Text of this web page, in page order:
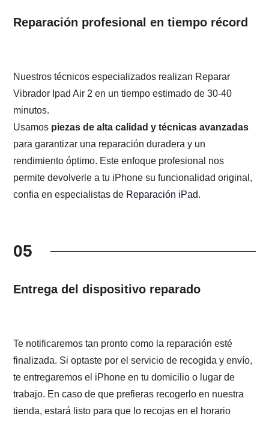
Reparación profesional en tiempo récord
Nuestros técnicos especializados realizan Reparar
Vibrador Ipad Air 2 en un tiempo estimado de 30-40
minutos.
Usamos piezas de alta calidad y técnicas avanzadas
para garantizar una reparación duradera y un
rendimiento óptimo. Este enfoque profesional nos
permite devolverle a tu iPhone su funcionalidad original,
confia en especialistas de Reparación iPad.
05
Entrega del dispositivo reparado
Te notificaremos tan pronto como la reparación esté
finalizada. Si optaste por el servicio de recogida y envío,
te entregaremos el iPhone en tu domicilio o lugar de
trabajo. En caso de que prefieras recogerlo en nuestra
tienda, estará listo para que lo recojas en el horario